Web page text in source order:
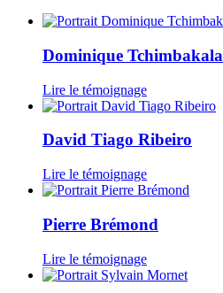
Dominique Tchimbakala
Lire le témoignage
David Tiago Ribeiro
Lire le témoignage
Pierre Brémond
Lire le témoignage